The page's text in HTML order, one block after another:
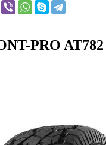
PRO AT782